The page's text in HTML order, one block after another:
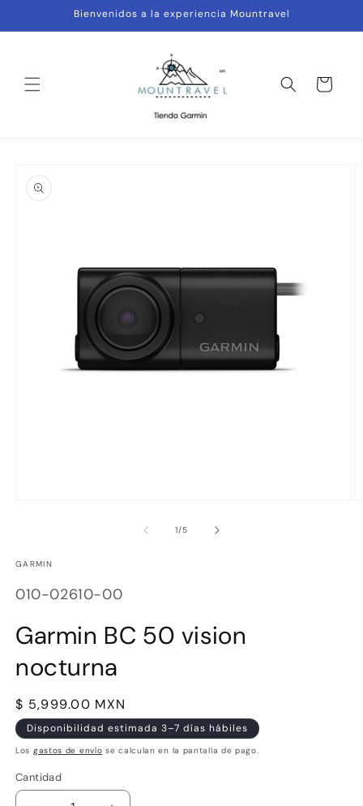
directamente
al contenido
Bienvenidos a la experiencia Mountravel
Carrito
información
una
modal
1/de
5
GARMIN
SKU:
010-02610-00
Garmin BC 50 vision
nocturna
Precio
habitual
$ 5,999.00 MXN
Disponibilidad estimada 3–7 días hábiles
Los gastos de envío se calculan en la pantalla de pago.
Cantidad